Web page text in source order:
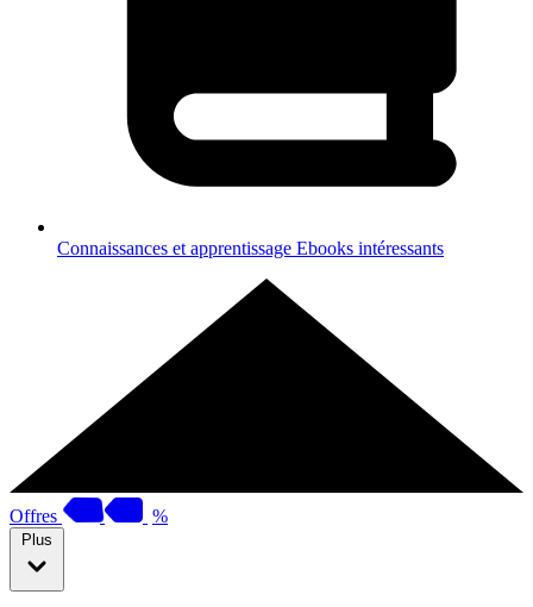
Connaissances et apprentissage Ebooks intéressants
Offres %
Plus